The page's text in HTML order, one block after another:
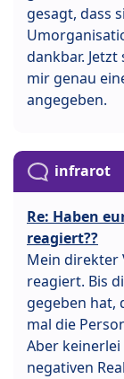
gesagt, dass
dankbar.
mir genau
angegeben.
infrarot
Re: Haben
reagiert??
Mein direkter
reagiert. Bis
gegeben hat,
mal die
Aber
negativen